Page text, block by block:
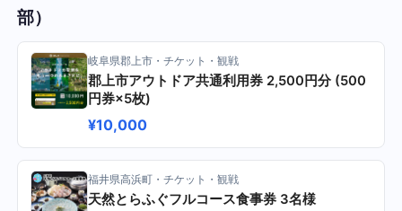
部）
岐阜県郡上市・チケット・観戦
郡上市アウトドア共通利用券 2,500円分 (500
円券×5枚)
¥10,000
福井県高浜町・チケット・観戦
天然とらふぐフルコース食事券 3名様